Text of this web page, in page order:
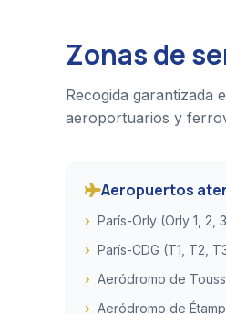
Zonas de
Recogida garantizada
aeroportuarios y
Aeropuertos
París-Orly (Orly 1, 2,
París-CDG (T1, T2,
Aeródromo de
Aeródromo de